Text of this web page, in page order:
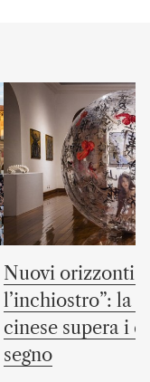
Nuovi orizzonti
l’inchiostro”: la
cinese supera i
segno